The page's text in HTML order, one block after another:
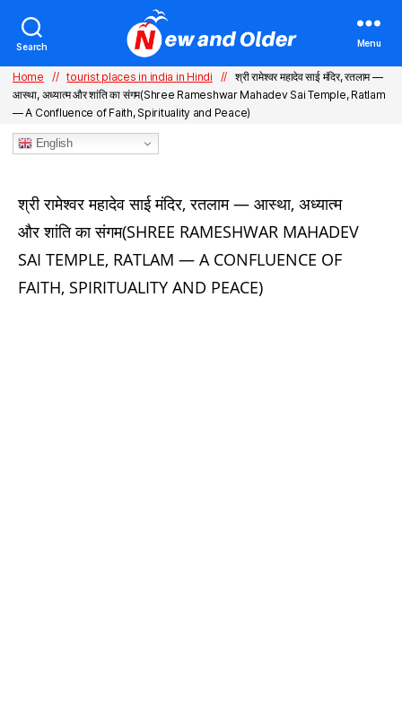
Search Menu
Home // tourist places in india in Hindi //
श्री रामेश्वर महादेव साई मंदिर, रतलाम —
आस्था, अध्यात्म और शांति का संगम(Shree Rameshwar Mahadev Sai Temple, Ratlam
— A Confluence of Faith, Spirituality and Peace)
English
Categories
श्री रामेश्वर महादेव साई मंदिर, रतलाम — आस्था, अध्यात्म
और शांति का संगम(SHREE RAMESHWAR MAHADEV
SAI TEMPLE, RATLAM — A CONFLUENCE OF
FAITH, SPIRITUALITY AND PEACE)